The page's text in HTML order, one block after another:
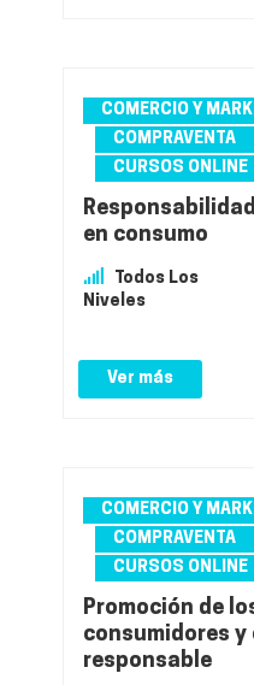
COMERCIO Y
COMPRAVENTA
CURSOS ONLINE
en consumo
Todos Los
Niveles
Ver más
COMERCIO Y
COMPRAVENTA
CURSOS ONLINE
Promoción de
consumidores y
responsable